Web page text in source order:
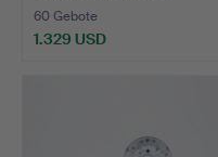
60 Gebote
1.329 USD